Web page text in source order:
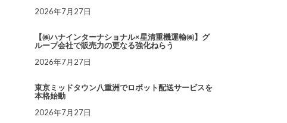
2026年7月27日
【㈱ハナインターナショナル×星清重機運輸㈱】グ
ループ会社で販売力の更なる強化ねらう
2026年7月27日
東京ミッドタウン八重洲でロボット配送サービスを
本格始動
2026年7月27日